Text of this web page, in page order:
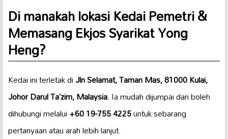
Di manakah lokasi Kedai Pemetri &
Memasang Ekjos Syarikat Yong
Heng?
Kedai ini terletak diJln Selamat, Taman Mas, 81000 Kulai,
Johor Darul Ta’zim, Malaysia. Ia mudah dijumpai dan boleh
dihubungi melalui+60 19-755 4225untuk sebarang
pertanyaan atau arah lebih lanjut.